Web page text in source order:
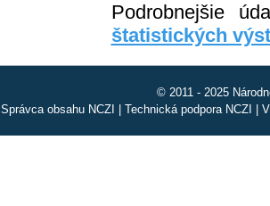
Podrobnejšie
štatistických
© 2011 - 2025
Správca obsahu NCZI Technická podpora NCZI